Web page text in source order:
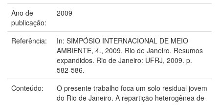
Ano de
publicação:
2009
Referência:
In: SIMPÓSIO INTERNACIONAL DE MEIO
AMBIENTE, 4., 2009, Rio de Janeiro. Resumos
expandidos. Rio de Janeiro: UFRJ, 2009. p.
582-586.
Conteúdo:
O presente trabalho foca um solo residual jovem
do Rio de Janeiro. A repartição heterogênea de